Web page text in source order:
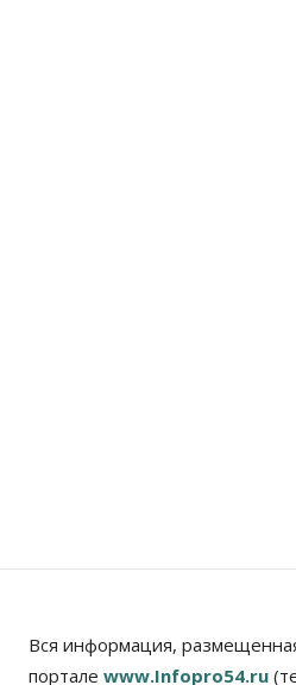
Вся информация,
портале www.Infopro54.ru